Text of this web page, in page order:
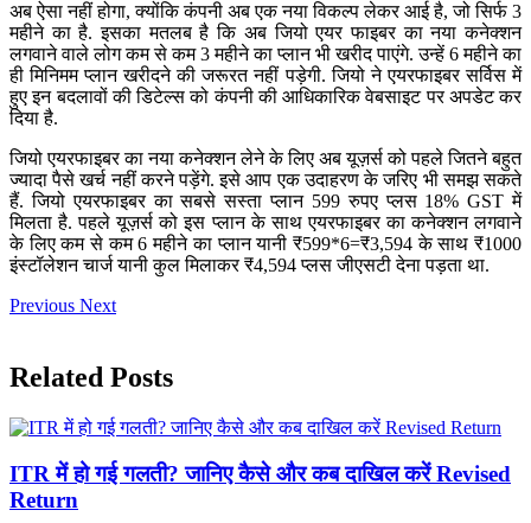
अब ऐसा नहीं होगा, क्योंकि कंपनी अब एक नया विकल्प लेकर आई है, जो सिर्फ 3
महीने का है. इसका मतलब है कि अब जियो एयर फाइबर का नया कनेक्शन
लगवाने वाले लोग कम से कम 3 महीने का प्लान भी खरीद पाएंगे. उन्हें 6 महीने का
ही मिनिमम प्लान खरीदने की जरूरत नहीं पड़ेगी. जियो ने एयरफाइबर सर्विस में
हुए इन बदलावों की डिटेल्स को कंपनी की आधिकारिक वेबसाइट पर अपडेट कर
दिया है.
जियो एयरफाइबर का नया कनेक्शन लेने के लिए अब यूज़र्स को पहले जितने बहुत
ज्यादा पैसे खर्च नहीं करने पड़ेंगे. इसे आप एक उदाहरण के जरिए भी समझ सकते
हैं. जियो एयरफाइबर का सबसे सस्ता प्लान 599 रुपए प्लस 18% GST में
मिलता है. पहले यूज़र्स को इस प्लान के साथ एयरफाइबर का कनेक्शन लगवाने
के लिए कम से कम 6 महीने का प्लान यानी ₹599*6=₹3,594 के साथ ₹1000
इंस्टॉलेशन चार्ज यानी कुल मिलाकर ₹4,594 प्लस जीएसटी देना पड़ता था.
Previous Next
Related Posts
ITR में हो गई गलती? जानिए कैसे और कब दाखिल करें Revised
Return